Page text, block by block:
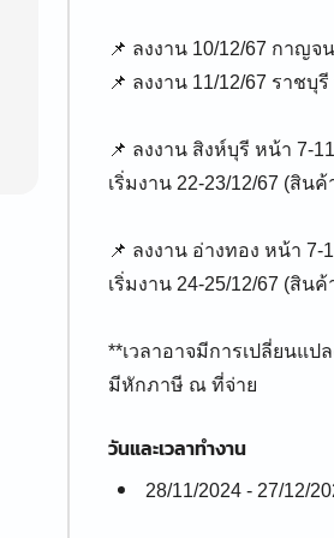
📌 ลงงาน 10/12/67 กาญจ
📌 ลงงาน 11/12/67 ราชบุ
📌 ลงงาน สิงห์บุรี หน้า 7-
เริ่มงาน 22-23/12/67 (สิน
📌 ลงงาน อ่างทอง หน้า 7-
เริ่มงาน 24-25/12/67 (สิน
**เวลาอาจมีการเปลี่ยนแ
มีหักภาษี ณ ที่จ่าย
วันและเวลาทำงาน
28/11/2024 - 27/12/